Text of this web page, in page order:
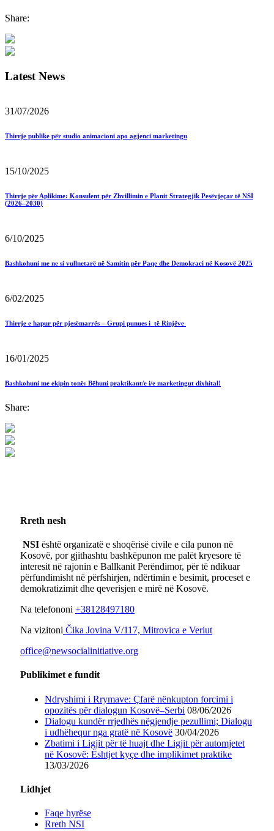
Share:
Latest News
31/07/2026
Thirrje publike për studio animacioni apo agjenci marketingu
15/10/2025
Thirrje për Aplikime: Konsulent për Zhvillimin e Planit Strategjik Pesëvjeçar të NSI
(2026–2030)
6/10/2025
Bashkohuni me ne si vullnetarë në Samitin për Paqe dhe Demokraci në Kosovë 2025
6/02/2025
Thirrje e hapur për pjesëmarrës – Grupi punues i të Rinjëve
16/01/2025
Bashkohuni me ekipin tonë: Bëhuni praktikant/e i/e marketingut dixhital!
Share:
Rreth nesh
NSI është organizatë e shoqërisë civile e cila punon në
Kosovë, por gjithashtu bashkëpunon me palët kryesore të
interesit në rajonin e Ballkanit Perëndimor, për të ndikuar
përfundimisht në përfshirjen, ndërtimin e besimit, proceset e
demokratizimit dhe qeverisjen e mirë në Kosovë.
Na telefononi +38128497180
Na vizitoni Čika Jovina V/117, Mitrovica e Veriut
office@newsocialinitiative.org
Publikimet e fundit
Ndryshimi i Rrymave: Çfarë nënkupton forcimi i
opozitës për dialogun Kosovë–Serbi 08/06/2026
Dialogu kundër rrjedhës nëgjendje pezullimi; Dialogu
i udhëhequr nga gratë në Kosovë 30/04/2026
Zbatimi i Ligjit për të huajt dhe Ligjit për automjetet
në Kosovë: Ështjet kyçe dhe implikimet praktike
13/03/2026
Lidhjet
Faqe hyrëse
Rreth NSI